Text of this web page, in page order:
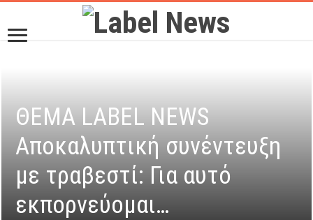
ΘΕΜΑ LABEL NEWS
Αποκαλυπτική συνέντευξη
με τραβεστί: Για αυτό
εκπορνεύομαι…